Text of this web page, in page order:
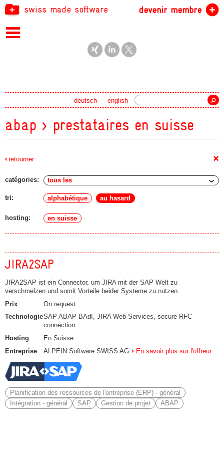
swiss made software devenir membre
english
deutsch
abap > prestataires en suisse
retourner +
catégories:
tri: alphabétique au hasard
hosting: en suisse
JIRA2SAP
JIRA2SAP ist ein Connector, um JIRA mit der SAP Welt zu
verschmelzen und somit Vorteile beider Systeme zu nutzen.
Prix
On request
TechnologieSAP ABAP BAdI, JIRA Web Services, secure RFC
connection
Hosting
En Suisse
Entreprise
ALPEIN Software SWISS AG En savoir plus sur l'offreur
Planification des ressources de l'entreprise (ERP) - général
Intégration - général
SAP Gestion de projet ABAP